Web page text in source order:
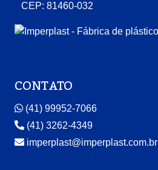
CEP: 81460-032
CONTATO
(41) 99952-7066
(41) 3262-4349
imperplast@imperplast.com.br